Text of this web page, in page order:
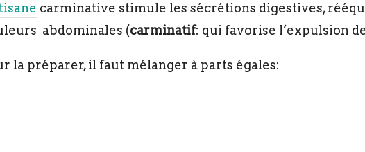
tisane carminative stimule les sécrétions digestives,
abdominales (carminatif: qui favorise l’expulsion
la préparer, il faut mélanger à parts égales: